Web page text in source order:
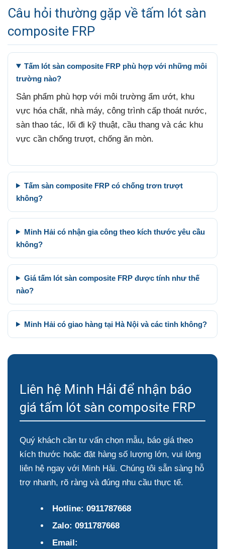
Câu hỏi thường gặp về tấm lót sàn
composite FRP
Tấm lót sàn composite FRP phù hợp với những môi
trường nào?
Sản phẩm phù hợp với môi trường ẩm ướt, khu
vực hóa chất, nhà máy, công trình cấp thoát nước,
sàn thao tác, lối đi kỹ thuật, cầu thang và các khu
vực cần chống trượt, chống ăn mòn.
Tấm sàn composite FRP có chống trơn trượt
không?
Minh Hải có nhận gia công theo kích thước yêu cầu
không?
Giá tấm lót sàn composite FRP được tính như thế
nào?
Minh Hải có giao hàng tại Hà Nội và các tỉnh không?
Liên hệ Minh Hải để nhận báo
giá tấm lót sàn composite FRP
Quý khách cần tư vấn chọn mẫu, báo giá theo
kích thước hoặc đặt hàng số lượng lớn, vui lòng
liên hệ ngay với Minh Hải. Chúng tôi sẵn sàng hỗ
trợ nhanh, rõ ràng và đúng nhu cầu thực tế.
Hotline: 0911787668
Zalo: 0911787668
Email: